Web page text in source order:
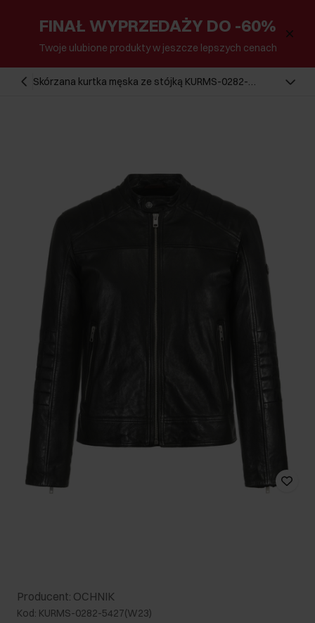
FINAŁ WYPRZEDAŻY DO -60%
Twoje ulubione produkty w jeszcze lepszych cenach
Skórzana kurtka męska ze stójką KURMS-0282-
Producent: OCHNIK
Kod: KURMS-0282-5427(W23)